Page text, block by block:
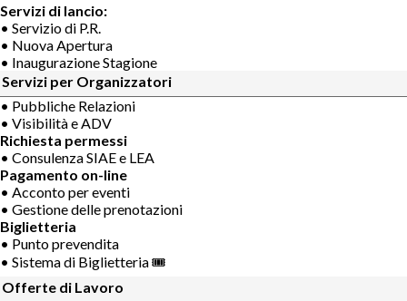
Servizi di lancio:
• Servizio di P.R.
• Nuova Apertura
• Inaugurazione Stagione
Servizi per Organizzatori
• Pubbliche Relazioni
• Visibilità e ADV
Richiesta permessi
• Consulenza SIAE e LEA
Pagamento on-line
• Acconto per eventi
• Gestione delle prenotazioni
Biglietteria
• Punto prevendita
• Sistema di Biglietteria 🎟
Offerte di Lavoro